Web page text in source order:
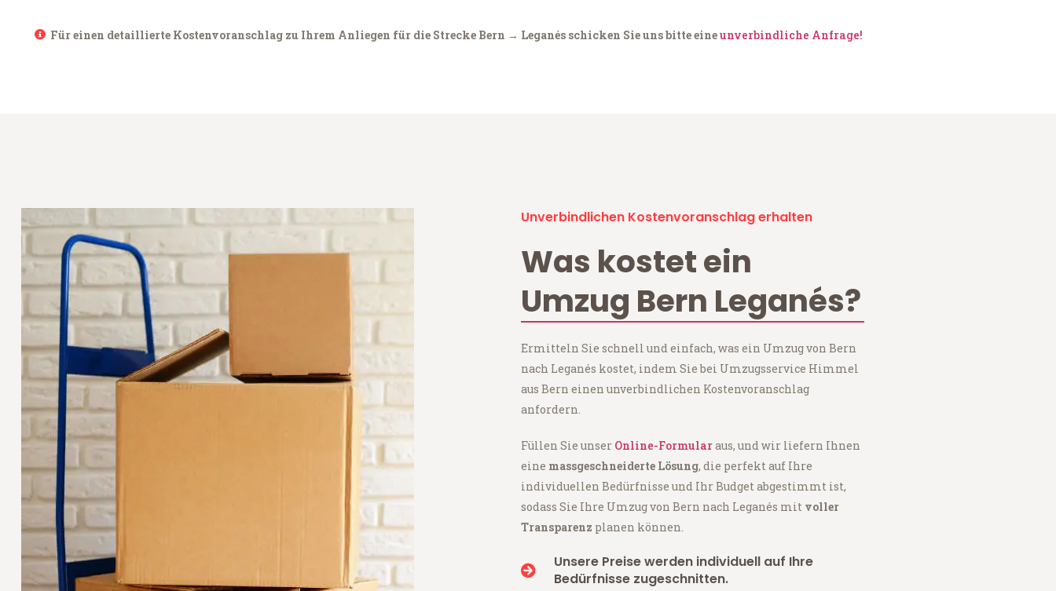
Für einen detaillierte Kostenvoranschlag zu Ihrem Anliegen für die Strecke Bern → Leganés schicken Sie uns bitte eineunverbindliche Anfrage!
Unverbindlichen Kostenvoranschlag erhalten
Was kostet ein
Umzug Bern Leganés?
Ermitteln Sie schnell und einfach, was ein Umzug von Bern
nach Leganés kostet, indem Sie bei Umzugsservice Himmel
aus Bern einen unverbindlichen Kostenvoranschlag
anfordern.
Füllen Sie unser Online-Formularaus, und wir liefern Ihnen
eine massgeschneiderte Lösung, die perfekt auf Ihre
individuellen Bedürfnisse und Ihr Budget abgestimmt ist,
sodass Sie Ihre Umzug von Bern nach Leganés mit voller
Transparenz planen können.
Unsere Preise werden individuell auf Ihre
Bedürfnisse zugeschnitten.